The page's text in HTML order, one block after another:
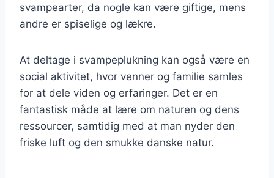
svampearter, da nogle kan være giftige, mens
andre er spiselige og lækre.
At deltage i svampeplukning kan også være en
social aktivitet, hvor venner og familie samles
for at dele viden og erfaringer. Det er en
fantastisk måde at lære om naturen og dens
ressourcer, samtidig med at man nyder den
friske luft og den smukke danske natur.